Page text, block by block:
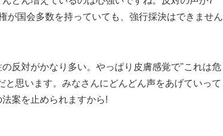
が国会多数を持っていても、強行採決はできません
反対がかなり多い。やっぱり皮膚感覚で"これは危
と思います。みなさんにどんどん声をあげていって
案を止められますから!